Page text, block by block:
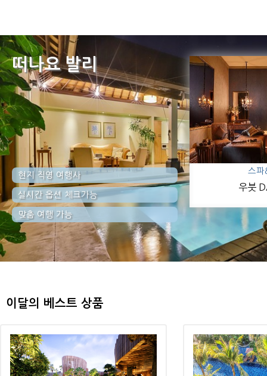
떠나요 발리
현지 직영 여행사
실시간 옵션 체크가능
맞춤 여행 가능
스파
우붓
이달의 베스트 상품